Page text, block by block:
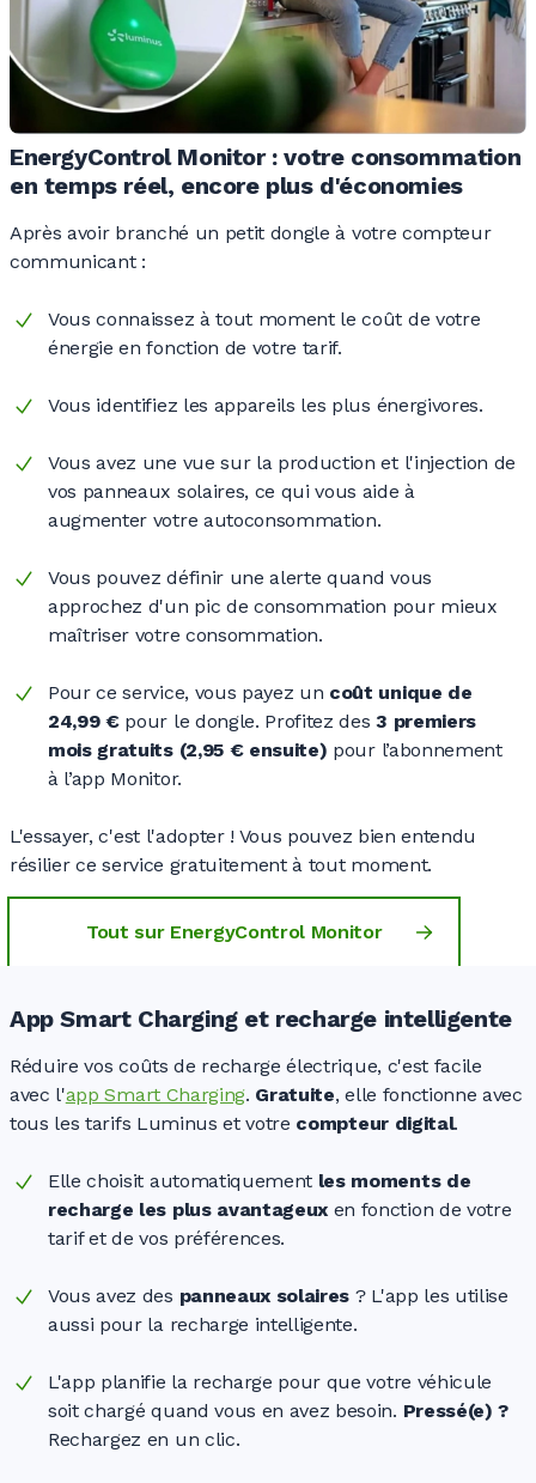
EnergyControl Monitor : votre consommation
en temps réel, encore plus d'économies
Après avoir branché un petit dongle à votre compteur
communicant :
Vous connaissez à tout moment le coût de votre
énergie en fonction de votre tarif.
Vous identifiez les appareils les plus énergivores.
Vous avez une vue sur la production et l'injection de
vos panneaux solaires, ce qui vous aide à
augmenter votre autoconsommation.
Vous pouvez définir une alerte quand vous
approchez d'un pic de consommation pour mieux
maîtriser votre consommation.
Pour ce service, vous payez un coût unique de
24,99 €pour le dongle. Profitez des3 premiers
mois gratuits (2,95 €ensuite) pour l’abonnement
à l’app Monitor.
L'essayer, c'est l'adopter ! Vous pouvez bien entendu
résilier ce service gratuitement à tout moment.
Tout sur EnergyControl Monitor
App Smart Charging et recharge intelligente
Réduire vos coûts de recharge électrique, c'est facile
avec l'app Smart Charging. Gratuite, elle fonctionne avec
tous les tarifs Luminus et votre compteur digital.
Elle choisit automatiquement les moments de
recharge les plus avantageux en fonction de votre
tarif et de vos préférences.
Vous avez des panneaux solaires ?L'app les utilise
aussi pour la recharge intelligente.
L'app planifie la recharge pour que votre véhicule
soit chargé quand vous en avez besoin. Pressé(e) ?
Rechargez en un clic.